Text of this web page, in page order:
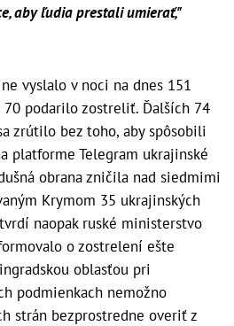
aby ľudia prestali umierať,"
vyslalo v noci na dnes 151
70 podarilo zostreliť. Ďalších 74
zrútilo bez toho, aby spôsobili
platforme Telegram ukrajinské
obrana zničila nad siedmimi
Krymom 35 ukrajinských
naopak ruské ministerstvo
o zostrelení ešte
oblasťou pri
podmienkach nemožno
strán bezprostredne overiť z